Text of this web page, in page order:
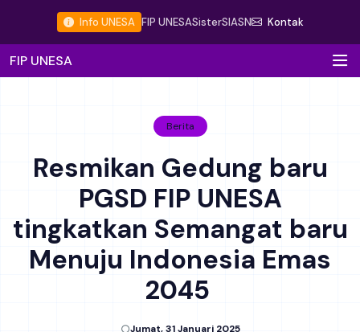
Info UNESA FIP UNESASisterSIASN Kontak
FIP UNESA
Berita
Resmikan Gedung baru
PGSD FIP UNESA
tingkatkan Semangat baru
Menuju Indonesia Emas
2045
Jumat, 31 Januari 2025